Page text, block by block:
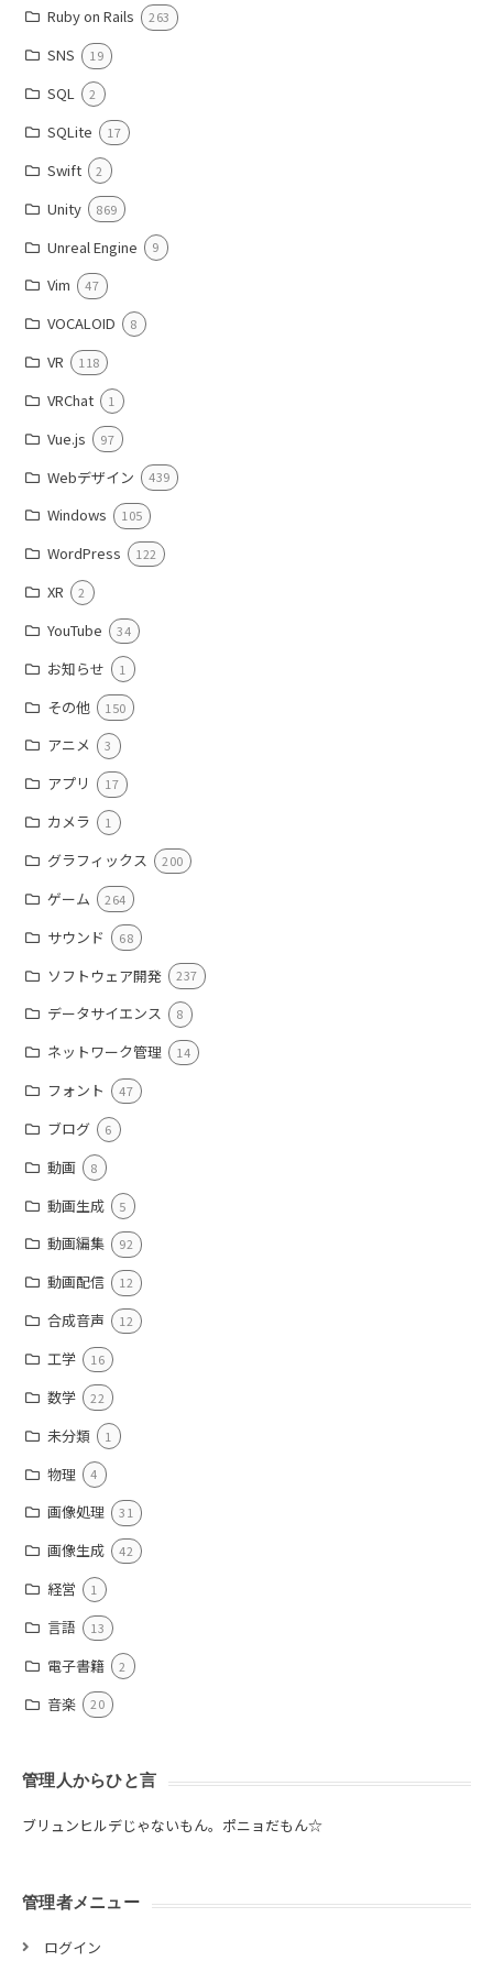
Ruby on Rails 263
SNS 19
SQL 2
SQLite 17
Swift 2
Unity 869
Unreal Engine 9
Vim 47
VOCALOID 8
VR 118
VRChat 1
Vue.js 97
Webデザイン 439
Windows 105
WordPress 122
XR 2
YouTube 34
お知らせ 1
その他 150
アニメ 3
アプリ 17
カメラ 1
グラフィックス 200
ゲーム 264
サウンド 68
ソフトウェア開発 237
データサイエンス 8
ネットワーク管理 14
フォント 47
ブログ 6
動画 8
動画生成 5
動画編集 92
動画配信 12
合成音声 12
工学 16
数学 22
未分類 1
物理 4
画像処理 31
画像生成 42
経営 1
言語 13
電子書籍 2
音楽 20
管理人からひと言
ブリュンヒルデじゃないもん。ポニョだもん☆
管理者メニュー
ログイン